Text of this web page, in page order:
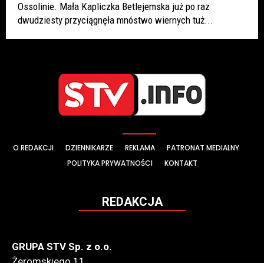
Ossolinie. Mała Kapliczka Betlejemska już po raz
dwudziesty przyciągnęła mnóstwo wiernych tuż...
O REDAKCJI DZIENNIKARZE REKLAMA
PATRONAT MEDIALNY
POLITYKA PRYWATNOŚCI
KONTAKT
REDAKCJA
GRUPA STV Sp. z o.o.